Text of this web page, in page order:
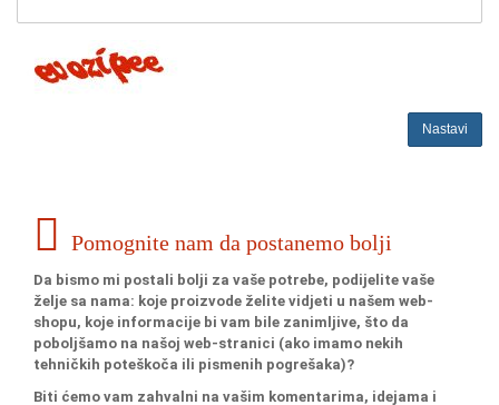
Nastavi
Pomognite nam da postanemo bolji
Da bismo mi postali bolji za vaše potrebe, podijelite vaše
želje sa nama: koje proizvode želite vidjeti u našem web-
shopu, koje informacije bi vam bile zanimljive, što da
poboljšamo na našoj web-stranici (ako imamo nekih
tehničkih poteškoča ili pismenih pogrešaka)?
Biti ćemo vam zahvalni na vašim komentarima, idejama i